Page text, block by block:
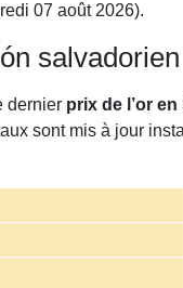
07 août 2026).
dernier prix de l’or
sont mis à jour